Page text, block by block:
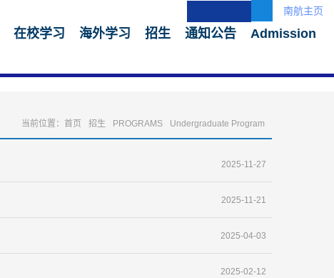
南航主页
在校学习 海外学习 招生 通知公告 Admission
当前位置： 首页 招生 PROGRAMS Undergraduate Program
2025-11-27
2025-11-21
2025-04-03
2025-02-12